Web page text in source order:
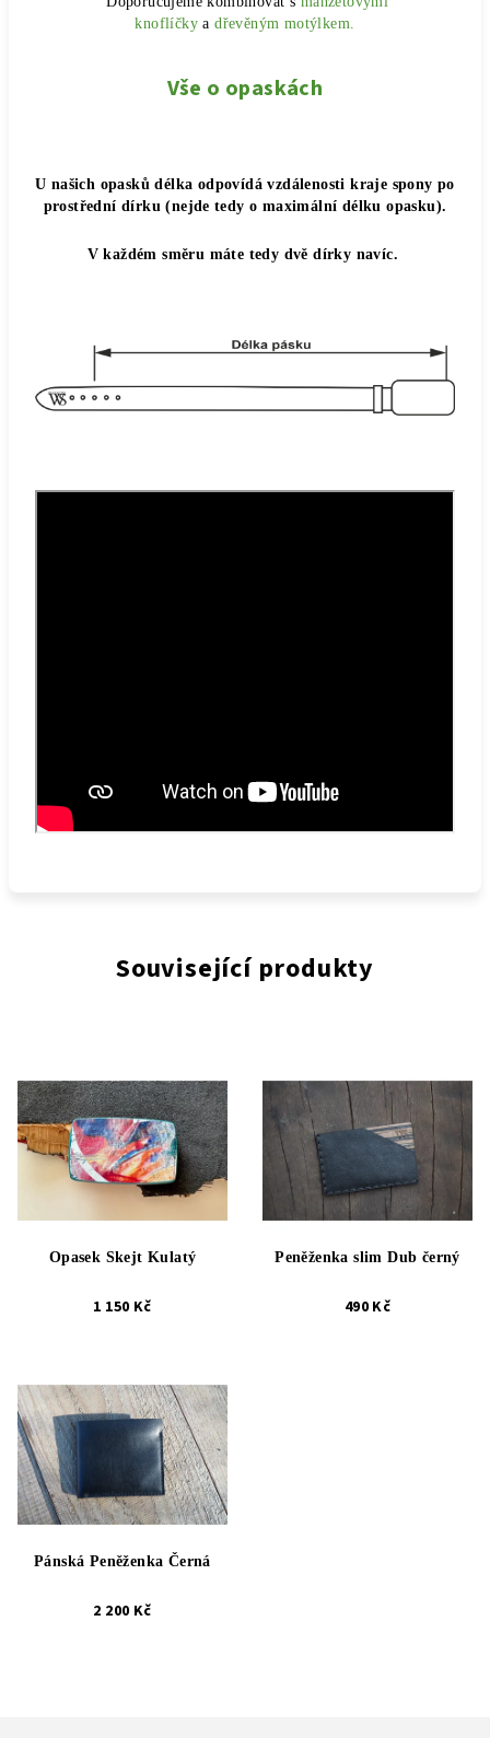
knoflíčky adřevěným motýlkem.
Vše o opaskách
U našich opasků délka odpovídá vzdálenosti kraje spony po
prostřední dírku (nejde tedy o maximální délku opasku).
V každém směru máte tedy dvě dírky navíc.
Související produkty
Opasek Skejt Kulatý
1 150 Kč
Peněženka slim Dub černý
490 Kč
Pánská Peněženka Černá
2 200 Kč